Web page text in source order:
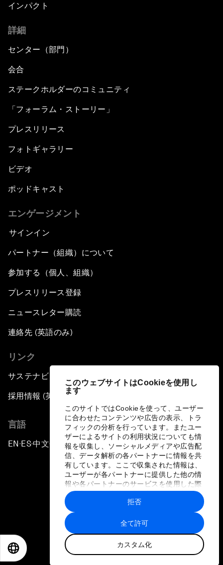
このウェブサイトはCookieを使用し
ます
このサイトではCookieを使って、ユーザー
に合わせたコンテンツや広告の表示、トラ
フィックの分析を行っています。またユー
ザーによるサイトの利用状況についても情
報を収集し、ソーシャルメディアや広告配
信、データ解析の各パートナーに情報を共
有しています。ここで収集された情報は、
ユーザーが各パートナーに提供した他の情
報や各パートナーのサービスを使用した際
に収集された情報と組み合わされ、各パー
トナーによって使用されることがありま
す。
全て許可
カスタム化
拒否
インパクト
詳細
センター（部門）
会合
ステークホルダーのコミュニティ
「フォーラム・ストーリー」
プレスリリース
フォトギャラリー
ビデオ
ポッドキャスト
エンゲージメント
サインイン
パートナー（組織）について
参加する（個人、組織）
プレスリリース登録
ニュースレター購読
連絡先 (英語のみ)
リンク
サステナビリティへの取り組み
採用情報 (英語のみ)
言語
EN ▪ES▪中文▪ 日本語
プライバシーポリシーと利用規約
サイトマップ
©
世界経済フォーラム